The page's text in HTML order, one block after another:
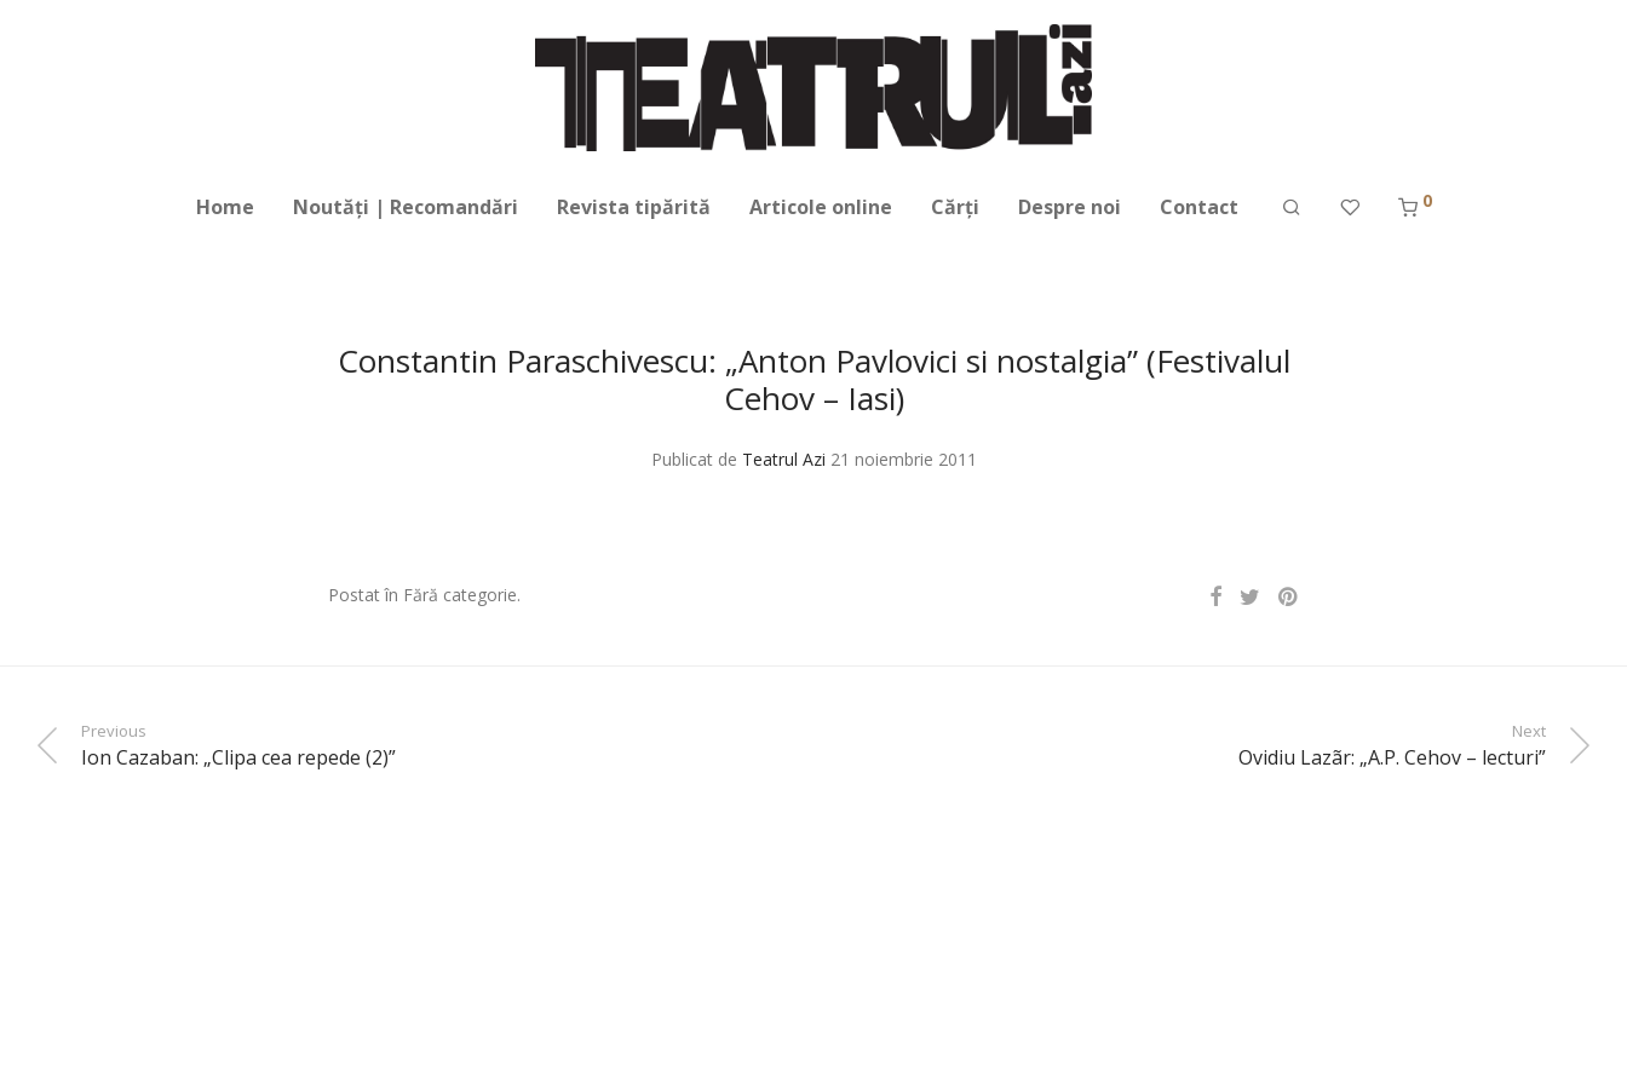
Home Noutăți | Recomandări Revista tipărită Articole online Cărți Despre noi Contact 0
Constantin Paraschivescu: „Anton Pavlovici si nostalgia” (Festivalul
Cehov – Iasi)
Publicat de Teatrul Azi 21 noiembrie 2011
Postat în Fără categorie.
Previous
Ion Cazaban: „Clipa cea repede (2)”
Next
Ovidiu Lazãr: „A.P. Cehov – lecturi”